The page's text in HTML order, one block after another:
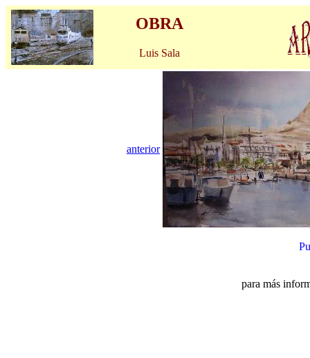
OBRA
Luis Sala
anterior
para más